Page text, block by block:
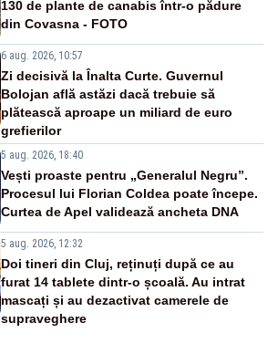
130 de plante de canabis într-o pădure
din Covasna - FOTO
6 aug. 2026, 10:57
Zi decisivă la Înalta Curte. Guvernul
Bolojan află astăzi dacă trebuie să
plătească aproape un miliard de euro
grefierilor
5 aug. 2026, 18:40
Vești proaste pentru „Generalul Negru”.
Procesul lui Florian Coldea poate începe.
Curtea de Apel validează ancheta DNA
5 aug. 2026, 12:32
Doi tineri din Cluj, reținuți după ce au
furat 14 tablete dintr-o școală. Au intrat
mascați și au dezactivat camerele de
supraveghere